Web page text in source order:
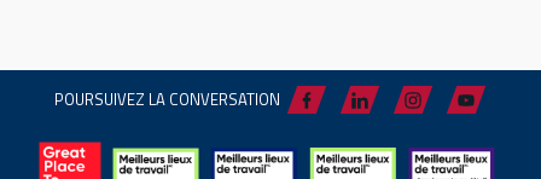
POURSUIVEZ LA CONVERSATION